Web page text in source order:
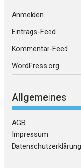
Anmelden
Eintrags-Feed
Kommentar-Feed
WordPress.org
Allgemeines
AGB
Impressum
Datenschutzerklärung